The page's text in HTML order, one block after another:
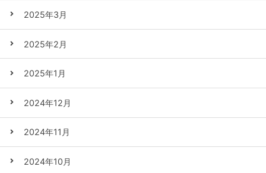
2025年3月
2025年2月
2025年1月
2024年12月
2024年11月
2024年10月